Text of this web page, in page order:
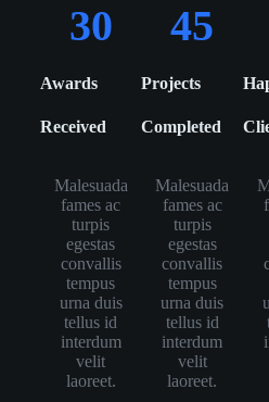
Awards
Received
30
Malesuada
fames ac
turpis
egestas
convallis
tempus
urna duis
tellus id
interdum
velit
laoreet.
Projects
Completed
45
Malesuada
fames ac
turpis
egestas
convallis
tempus
urna duis
tellus id
interdum
velit
laoreet.